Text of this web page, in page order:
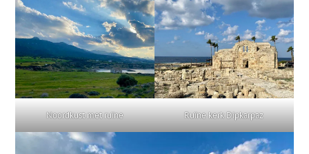
Noordkust met ruïne Ruïne kerk Dipkarpaz